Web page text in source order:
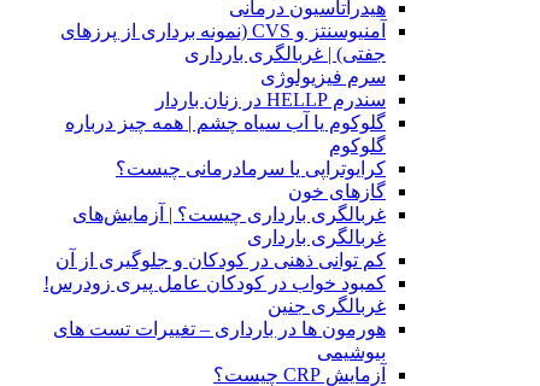
هیدراتاسیون درمانی
آمنیوسنتز و CVS (نمونه برداری از پرزهای
جفتی) | غربالگری بارداری
سرم فیزیولوژی
سندرم HELLP در زنان باردار
گلوکوم یا آب سیاه چشم | همه چیز درباره
گلوکوم
کرایوتراپی یا سرمادرمانی چیست؟
گازهای خون
غربالگری بارداری چیست؟ | آزمایش‌های
غربالگری بارداری
کم توانی ذهنی در کودکان و جلوگیری از آن
کمبود خواب در کودکان عامل پیری زودرس!
غربالگری جنین
هورمون ها در بارداری – تغییرات تست های
بیوشیمی
آزمایش CRP چیست؟